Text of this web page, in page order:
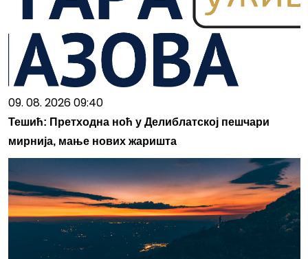
09. 08. 2026 09:40
Тешић: Претходна ноћ у Делиблатској пешчари
мирнија, мање нових жаришта